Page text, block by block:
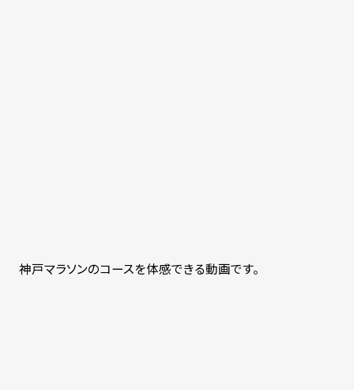
神戸マラソンのコースを体感できる動画です。